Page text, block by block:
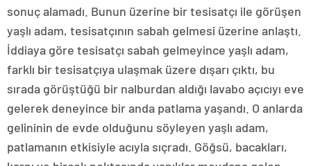
sonuç alamadı. Bunun üzerine bir tesisatçı ile görüşen
yaşlı adam, tesisatçının sabah gelmesi üzerine anlaştı.
İddiaya göre tesisatçı sabah gelmeyince yaşlı adam,
farklı bir tesisatçıya ulaşmak üzere dışarı çıktı, bu
sırada görüştüğü bir nalburdan aldığı lavabo açıcıyı eve
gelerek deneyince bir anda patlama yaşandı. O anlarda
gelininin de evde olduğunu söyleyen yaşlı adam,
patlamanın etkisiyle acıyla sıçradı. Göğsü, bacakları,